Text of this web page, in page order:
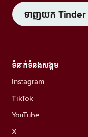
ទាញយក Tinder
ទំនាក់ទំនងសង្គម
Instagram
TikTok
YouTube
X